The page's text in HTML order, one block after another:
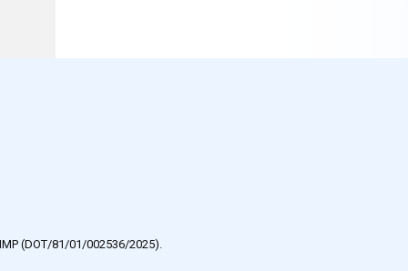
(DOT/81/01/002536/2025).